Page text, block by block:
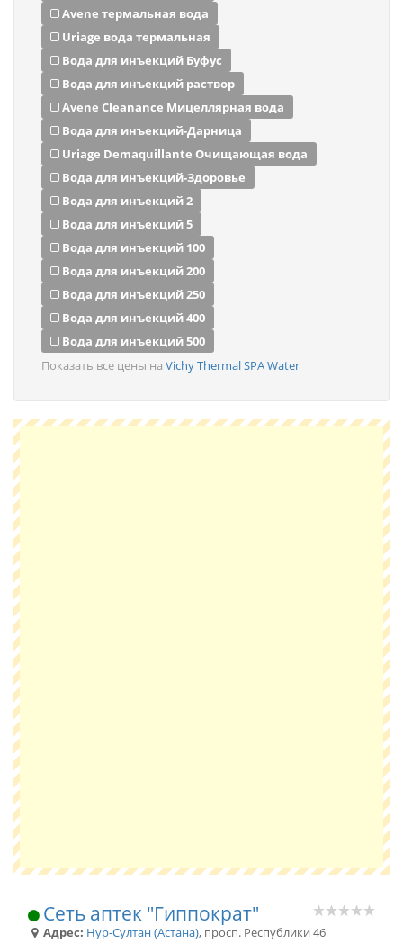
Avene термальная вода
Uriage вода термальная
Вода для инъекций Буфус
Вода для инъекций раствор
Avene Cleanance Мицеллярная вода
Вода для инъекций-Дарница
Uriage Demaquillante Очищающая вода
Вода для инъекций-Здоровье
Вода для инъекций 2
Вода для инъекций 5
Вода для инъекций 100
Вода для инъекций 200
Вода для инъекций 250
Вода для инъекций 400
Вода для инъекций 500
Показать все цены на Vichy Thermal SPA Water
Сеть аптек "Гиппократ"
Адрес: Нур-Султан (Астана), просп. Республики 46